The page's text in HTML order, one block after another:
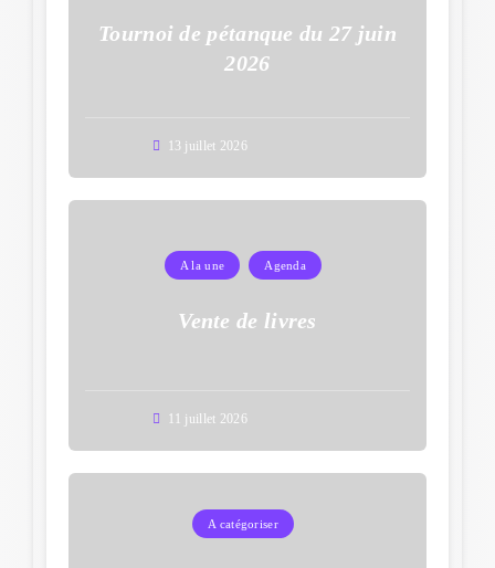
Tournoi de pétanque du 27 juin
2026
13 juillet 2026
A la une Agenda
Vente de livres
11 juillet 2026
A catégoriser